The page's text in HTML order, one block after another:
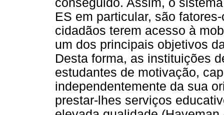
ES em particular, são
cidadãos terem acesso à
um dos principais objetivos
Desta forma, as instituições
estudantes de motivação,
independentemente da sua
prestar-lhes serviços